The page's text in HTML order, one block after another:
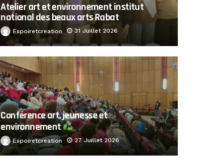
Atelier art et environnement institut
national des beaux arts Rabat
Espoiretcreation 31 Juillet 2026
Conférence art, jeunesse et
environnement
Espoiretcreation 27 Juillet 2026